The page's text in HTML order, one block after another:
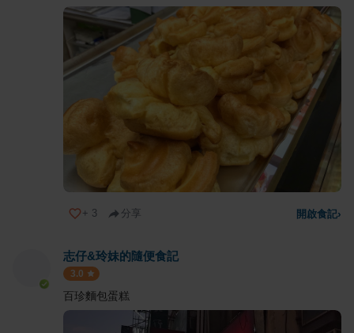
+ 3 分享 開啟食記›
志仔&玲妹的隨便食記
3.0
百珍麵包蛋糕